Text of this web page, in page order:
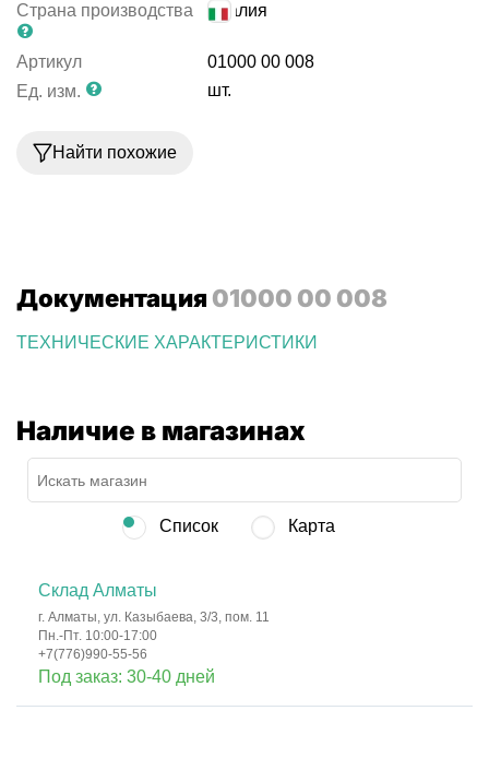
Страна производства
Италия
Артикул
01000 00 008
Ед. изм.
шт.
Найти похожие
Документация 01000 00 008
ТЕХНИЧЕСКИЕ ХАРАКТЕРИСТИКИ
Наличие в магазинах
Список Карта
Склад Алматы
г. Алматы, ул. Казыбаева, 3/3, пом. 11
Пн.-Пт. 10:00-17:00
+7(776)990-55-56
Под заказ: 30-40 дней